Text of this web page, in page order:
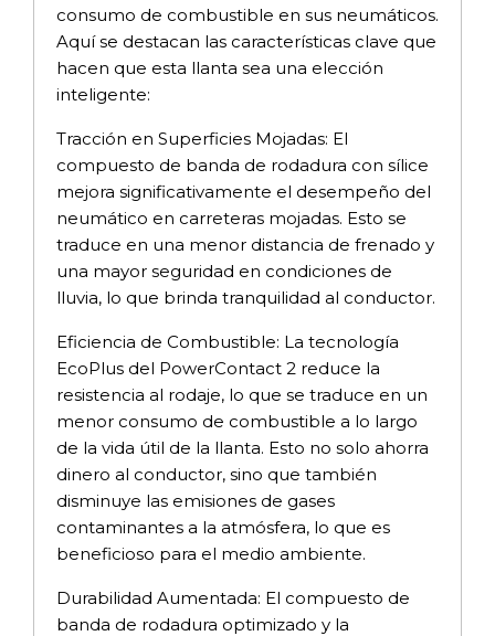
consumo de combustible en sus neumáticos.
Aquí se destacan las características clave que
hacen que esta llanta sea una elección
inteligente:
Tracción en Superficies Mojadas: El
compuesto de banda de rodadura con sílice
mejora significativamente el desempeño del
neumático en carreteras mojadas. Esto se
traduce en una menor distancia de frenado y
una mayor seguridad en condiciones de
lluvia, lo que brinda tranquilidad al conductor.
Eficiencia de Combustible: La tecnología
EcoPlus del PowerContact 2 reduce la
resistencia al rodaje, lo que se traduce en un
menor consumo de combustible a lo largo
de la vida útil de la llanta. Esto no solo ahorra
dinero al conductor, sino que también
disminuye las emisiones de gases
contaminantes a la atmósfera, lo que es
beneficioso para el medio ambiente.
Durabilidad Aumentada: El compuesto de
banda de rodadura optimizado y la